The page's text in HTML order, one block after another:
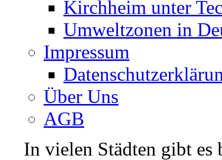
Kirchheim unter
Umweltzonen in
Impressum
Über Uns
AGB
In vielen Städten gibt es